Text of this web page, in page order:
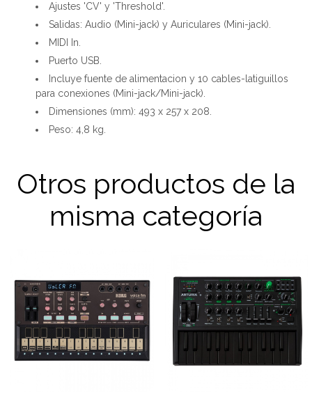
Ajustes 'CV' y 'Threshold'.
Salidas: Audio (Mini-jack) y Auriculares (Mini-jack).
MIDI In.
Puerto USB.
Incluye fuente de alimentacion y 10 cables-latiguillos
para conexiones (Mini-jack/Mini-jack).
Dimensiones (mm): 493 x 257 x 208.
Peso: 4,8 kg.
Otros productos de la
misma categoría